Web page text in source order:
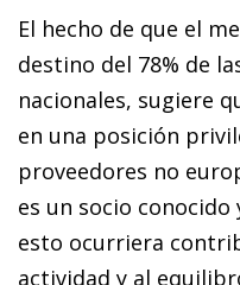
El hecho de que el
destino del 78% de
nacionales, sugiere
en una posición
proveedores no
es un socio
esto ocurriera
actividad y al